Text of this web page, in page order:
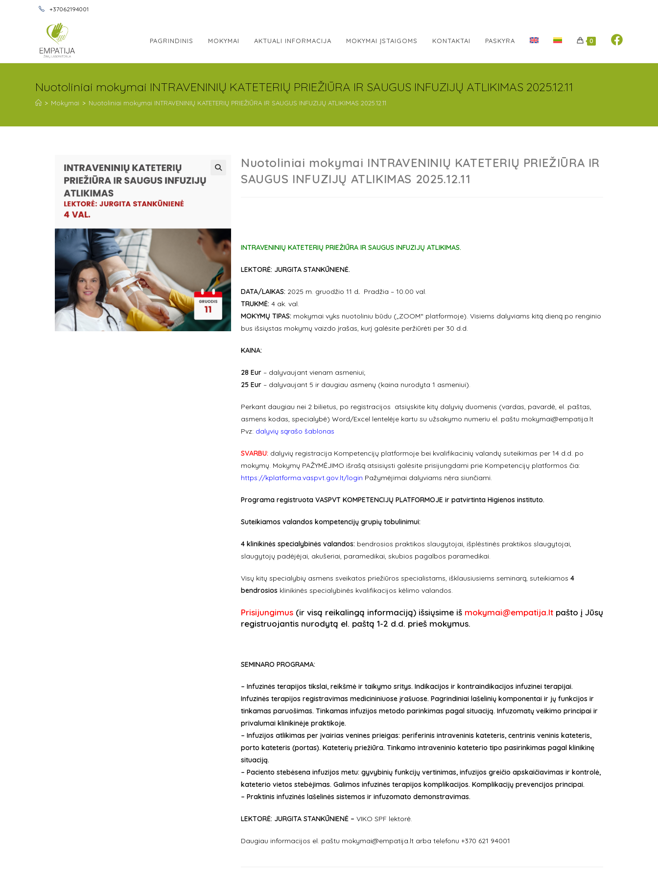
+37062194001
PAGRINDINIS MOKYMAI AKTUALI INFORMACIJA MOKYMAI ĮSTAIGOMS KONTAKTAI PASKYRA 0
Nuotoliniai mokymai INTRAVENINIŲ KATETERIŲ PRIEŽIŪRA IR SAUGUS INFUZIJŲ ATLIKIMAS 2025.12.11
> Mokymai > Nuotoliniai mokymai INTRAVENINIŲ KATETERIŲ PRIEŽIŪRA IR SAUGUS INFUZIJŲ ATLIKIMAS 2025.12.11
Nuotoliniai mokymai INTRAVENINIŲ KATETERIŲ PRIEŽIŪRA IR
SAUGUS INFUZIJŲ ATLIKIMAS 2025.12.11
INTRAVENINIŲ KATETERIŲ PRIEŽIŪRA IR SAUGUS INFUZIJŲ ATLIKIMAS.
LEKTORĖ: JURGITA STANKŪNIENĖ.
DATA/LAIKAS: 2025 m. gruodžio 11 d. Pradžia – 10.00 val.
TRUKMĖ: 4 ak. val.
MOKYMŲ TIPAS: mokymai vyks nuotoliniu būdu („ZOOM“ platformoje). Visiems dalyviams kitą dieną po renginio
bus išsiųstas mokymų vaizdo įrašas, kurį galėsite peržiūrėti per 30 d.d.
KAINA:
28 Eur– dalyvaujant vienam asmeniui;
25 Eur– dalyvaujant 5 ir daugiau asmenų (kaina nurodyta 1 asmeniui).
Perkant daugiau nei 2 bilietus, po registracijos atsiųskite kitų dalyvių duomenis (vardas, pavardė, el. paštas,
asmens kodas, specialybė) Word/Excel lentelėje kartu su užsakymo numeriu el. paštu mokymai@empatija.lt
Pvz: dalyvių sąrašo šablonas
SVARBU: dalyvių registracija Kompetencijų platformoje bei kvalifikacinių valandų suteikimas per 14 d.d. po
mokymų. Mokymų PAŽYMĖJIMO išrašą atsisiųsti galėsite prisijungdami prie Kompetencijų platformos čia:
https://kplatforma.vaspvt.gov.lt/login Pažymėjimai dalyviams nėra siunčiami.
Programa registruota VASPVT KOMPETENCIJŲ PLATFORMOJE ir patvirtinta Higienos instituto.
Suteikiamos valandos kompetencijų grupių tobulinimui:
4 klinikinės specialybinės valandos: bendrosios praktikos slaugytojai, išplėstinės praktikos slaugytojai,
slaugytojų padėjėjai, akušeriai, paramedikai, skubios pagalbos paramedikai.
Visų kitų specialybių asmens sveikatos priežiūros specialistams, išklausiusiems seminarą, suteikiamos 4
bendrosios klinikinės specialybinės kvalifikacijos kėlimo valandos.
Prisijungimus(ir visą reikalingą informaciją) išsiųsime iš mokymai@empatija.ltpašto į Jūsų
registruojantis nurodytą el. paštą 1-2 d.d. prieš mokymus.
SEMINARO PROGRAMA:
– Infuzinės terapijos tikslai, reikšmė ir taikymo sritys. Indikacijos ir kontraindikacijos infuzinei terapijai.
Infuzinės terapijos registravimas medicininiuose įrašuose. Pagrindiniai lašelinių komponentai ir jų funkcijos ir
tinkamas paruošimas. Tinkamas infuzijos metodo parinkimas pagal situaciją. Infuzomatų veikimo principai ir
privalumai klinikinėje praktikoje.
– Infuzijos atlikimas per įvairias venines prieigas: periferinis intraveninis kateteris, centrinis veninis kateteris,
porto kateteris (portas). Kateterių priežiūra. Tinkamo intraveninio kateterio tipo pasirinkimas pagal klinikinę
situaciją.
– Paciento stebėsena infuzijos metu: gyvybinių funkcijų vertinimas, infuzijos greičio apskaičiavimas ir kontrolė,
kateterio vietos stebėjimas. Galimos infuzinės terapijos komplikacijos. Komplikacijų prevencijos principai.
– Praktinis infuzinės lašelinės sistemos ir infuzomato demonstravimas.
LEKTORĖ: JURGITA STANKŪNIENĖ – VIKO SPF lektorė.
Daugiau informacijos el. paštu mokymai@empatija.lt arba telefonu +370 621 94001